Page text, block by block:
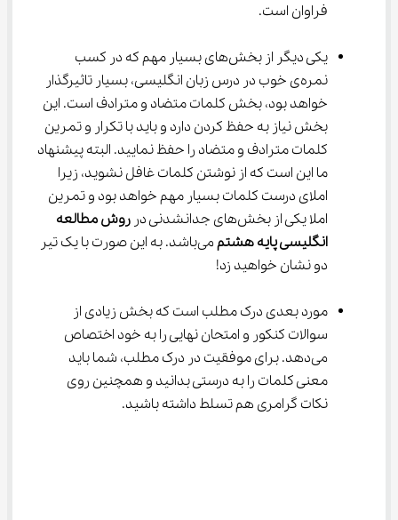
فراوان است.
یکی دیگر از بخش‌های بسیار مهم که در کسب
نمره‌ی خوب در درس زبان انگلیسی، بسیار تاثیرگذار
خواهد بود، بخش کلمات متضاد و مترادف است. این
بخش نیاز به حفظ کردن دارد و باید با تکرار و تمرین
کلمات مترادف و متضاد را حفظ نمایید. البته پیشنهاد
ما این است که از نوشتن کلمات غافل نشوید، زیرا
املای درست کلمات بسیار مهم خواهد بود و تمرین
املا یکی از بخش‌های جدانشدنی در
روش مطالعه
انگلیسی پایه هشتم
می‌باشد. به این صورت با یک تیر
دو نشان خواهید زد!
مورد بعدی درک مطلب است که بخش زیادی از
سوالات کنکور و امتحان نهایی را به خود اختصاص
می‌دهد. برای موفقیت در درک مطلب، شما باید
معنی کلمات را به درستی بدانید و همچنین روی
نکات گرامری هم تسلط داشته باشید.